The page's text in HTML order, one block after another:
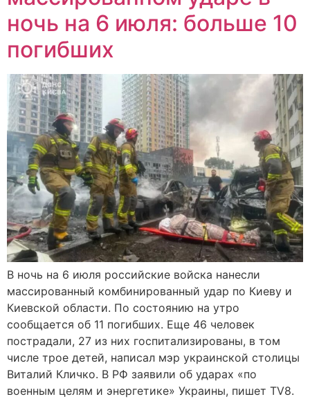
ночь на 6 июля: больше 10
погибших
В ночь на 6 июля российские войска нанесли
массированный комбинированный удар по Киеву и
Киевской области. По состоянию на утро
сообщается об 11 погибших. Еще 46 человек
пострадали, 27 из них госпитализированы, в том
числе трое детей, написал мэр украинской столицы
Виталий Кличко. В РФ заявили об ударах «по
военным целям и энергетике» Украины, пишет TV8.